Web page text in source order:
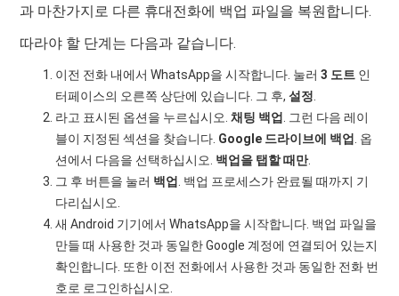
과 마찬가지로 다른 휴대전화에 백업 파일을 복원합니다.
따라야 할 단계는 다음과 같습니다.
이전 전화 내에서 WhatsApp을 시작합니다. 눌러3 도트 인
터페이스의 오른쪽 상단에 있습니다. 그 후,설정
라고 표시된 옵션을 누르십시오.채팅 백업
. 그런 다음 레이
블이 지정된 섹션을 찾습니다. Google 드라이브에 백업
. 옵
션에서 다음을 선택하십시오. 백업을 탭할 때만.
그 후 버튼을 눌러 백업
. 백업 프로세스가 완료될 때까지 기
다리십시오.
새 Android 기기에서 WhatsApp을 시작합니다. 백업 파일을
만들 때 사용한 것과 동일한 Google 계정에 연결되어 있는지
확인합니다. 또한 이전 전화에서 사용한 것과 동일한 전화 번
호로 로그인하십시오.